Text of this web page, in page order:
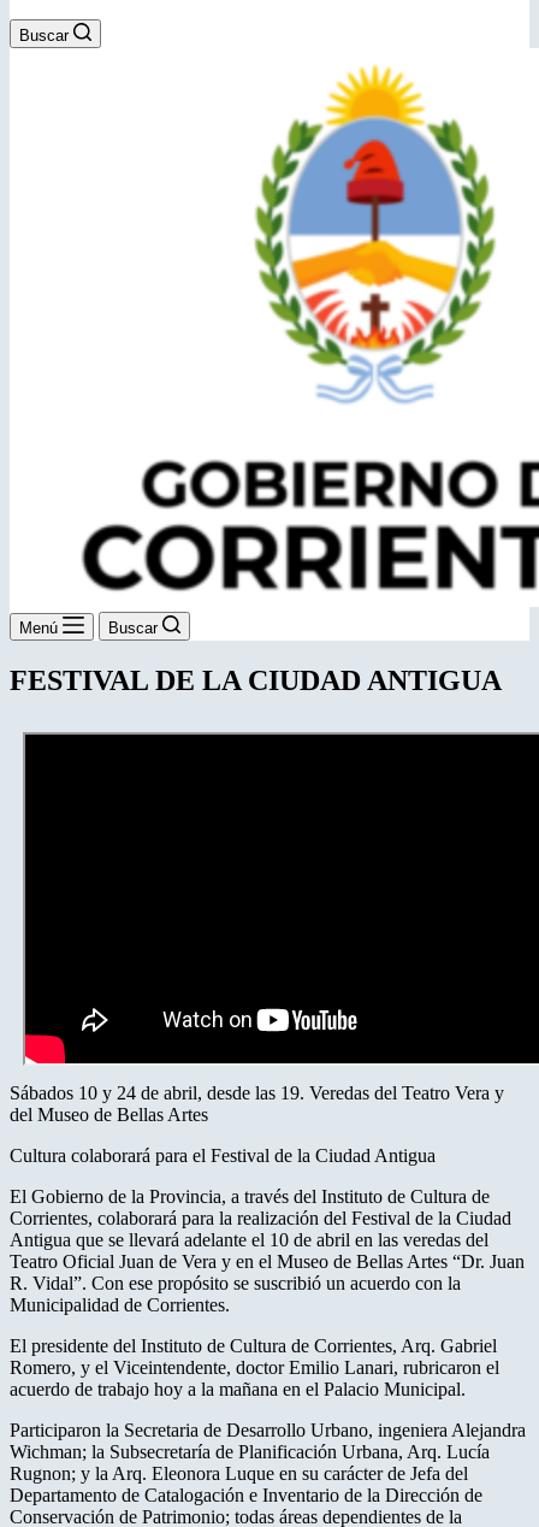
Buscar
Menú Buscar
FESTIVAL DE LA CIUDAD ANTIGUA
Sábados 10 y 24 de abril, desde las 19. Veredas del Teatro Vera y
del Museo de Bellas Artes
Cultura colaborará para el Festival de la Ciudad Antigua
El Gobierno de la Provincia, a través del Instituto de Cultura de
Corrientes, colaborará para la realización del Festival de la Ciudad
Antigua que se llevará adelante el 10 de abril en las veredas del
Teatro Oficial Juan de Vera y en el Museo de Bellas Artes “Dr. Juan
R. Vidal”. Con ese propósito se suscribió un acuerdo con la
Municipalidad de Corrientes.
El presidente del Instituto de Cultura de Corrientes, Arq. Gabriel
Romero, y el Viceintendente, doctor Emilio Lanari, rubricaron el
acuerdo de trabajo hoy a la mañana en el Palacio Municipal.
Participaron la Secretaria de Desarrollo Urbano, ingeniera Alejandra
Wichman; la Subsecretaría de Planificación Urbana, Arq. Lucía
Rugnon; y la Arq. Eleonora Luque en su carácter de Jefa del
Departamento de Catalogación e Inventario de la Dirección de
Conservación de Patrimonio; todas áreas dependientes de la